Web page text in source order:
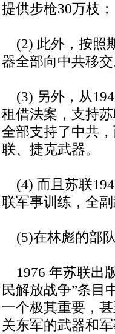
提供步枪30万枝；
(2) 此外，按照
器全部向中共移交
(3) 另外，从
租借法案，支持
全部支持了中共
联、捷克武器。
(4) 而且苏联
联军事训练，全
(5)在林彪的部
1976 年苏联出
民解放战争”条目
一个极其重要，
关东军的武器和